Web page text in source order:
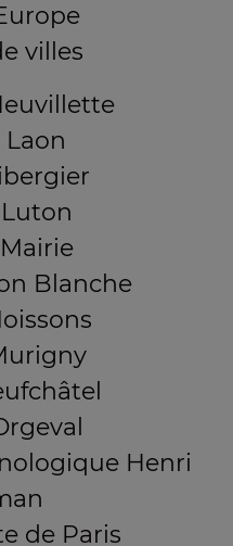
villes
Laon
Blanche
Henri
de Paris